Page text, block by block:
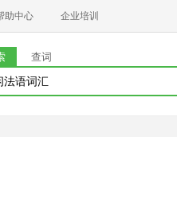
助中心 企业培训
查词